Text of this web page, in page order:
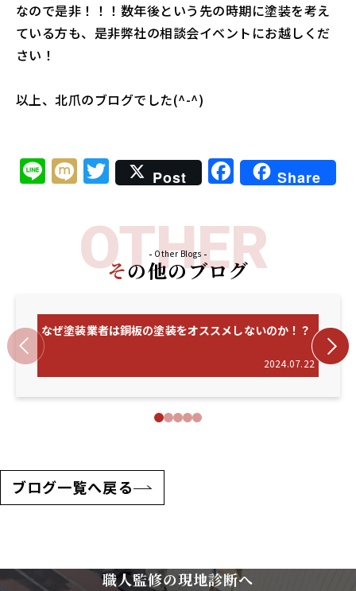
なので是非！！！数年後という先の時期に塗装を考え
ている方も、是非弊社の相談会イベントにお越しくだ
さい！
以上、北爪のブログでした(^-^)
Li
n
M
ix
T
w
t
e
r
Post F
a
e
b
o
k
Share
OTHER
Other Blogs
その他のブログ
なぜ塗装業者は銅板の塗装をオススメしないのか！？
2024.07.22
ブログ一覧へ戻る
職人監修の現地診断へ